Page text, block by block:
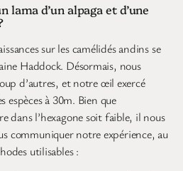
d’un alpaga et d’une
sur les camélidés andins se
Haddock. Désormais, nous
d’autres, et notre œil exercé
à 30m. Bien que
dans l’hexagone soit faible, il nous
communiquer notre expérience, au
utilisables :